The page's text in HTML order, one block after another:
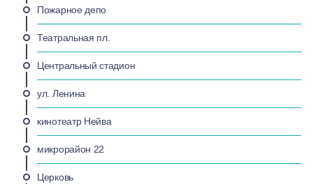
Пожарное депо
Театральная пл.
Центральный стадион
ул. Ленина
кинотеатр Нейва
микрорайон 22
Церковь